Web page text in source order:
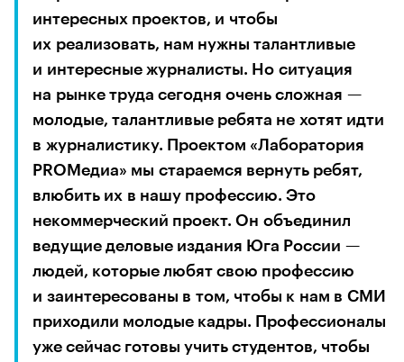
интересных проектов, и чтобы
их реализовать, нам нужны талантливые
и интересные журналисты. Но ситуация
на рынке труда сегодня очень сложная —
молодые, талантливые ребята не хотят идти
в журналистику. Проектом «Лаборатория
PROМедиа» мы стараемся вернуть ребят,
влюбить их в нашу профессию. Это
некоммерческий проект. Он объединил
ведущие деловые издания Юга России —
людей, которые любят свою профессию
и заинтересованы в том, чтобы к нам в СМИ
приходили молодые кадры. Профессионалы
уже сейчас готовы учить студентов, чтобы